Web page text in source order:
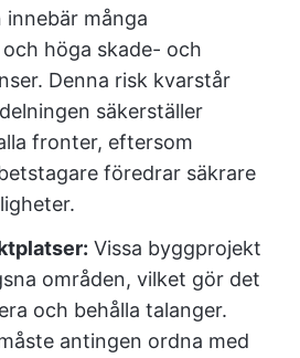
många
höga skade- och
Denna risk kvarstår
säkerställer
fronter, eftersom
föredrar säkrare
Vissa byggprojekt
områden, vilket gör det
och behålla talanger.
antingen ordna med